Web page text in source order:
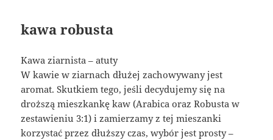
kawa robusta
Kawa ziarnista – atuty
W kawie w ziarnach dłużej zachowywany jest
aromat. Skutkiem tego, jeśli decydujemy się na
droższą mieszkankę kaw (Arabica oraz Robusta w
zestawieniu 3:1) i zamierzamy z tej mieszanki
korzystać przez dłuższy czas, wybór jest prosty –